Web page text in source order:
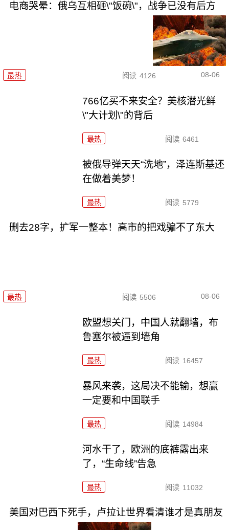
电商哭晕：俄乌互相砸\"饭碗\"，战争已没有后方
最热 阅读 4126 08-06
766亿买不来安全？美核潜光鲜
\"大计划\"的背后
最热 阅读 6461
被俄导弹天天“洗地”，泽连斯基还
在做着美梦！
最热 阅读 5779
删去28字，扩军一整本！高市的把戏骗不了东大
最热 阅读 5506 08-06
欧盟想关门，中国人就翻墙，布
鲁塞尔被逼到墙角
最热 阅读 16457
暴风来袭，这局决不能输，想赢
一定要和中国联手
最热 阅读 14984
河水干了，欧洲的底裤露出来
了，“生命线”告急
最热 阅读 11032
美国对巴西下死手，卢拉让世界看清谁才是真朋友